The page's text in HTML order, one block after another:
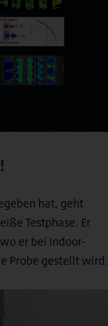
hat, geht
Testphase. Er
er bei Indoor-
Probe gestellt wird.